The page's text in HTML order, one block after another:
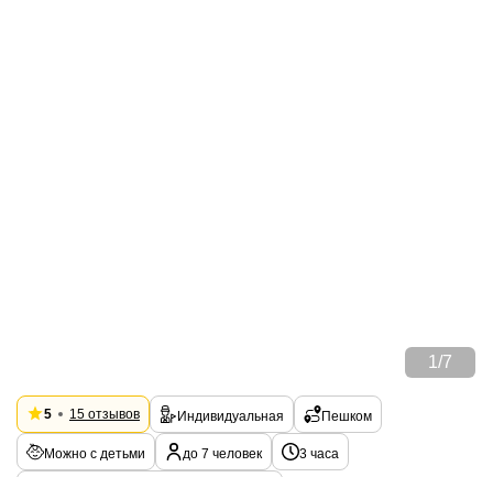
1 /7
5 15 отзывов Индивидуальная Пешком
Можно с детьми до 7 человек 3 часа